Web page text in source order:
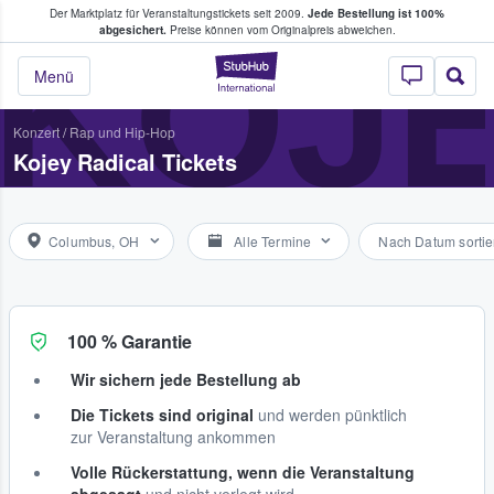
Der Marktplatz für Veranstaltungstickets seit 2009. Jede Bestellung ist 100%
abgesichert.Preise können vom Originalpreis abweichen.
StubHub - Wo
Menü
Tickets kaufen & verkaufen
Konzert/ Rap und Hip-Hop
Kojey Radical Tickets
Columbus, OH Alle Termine Nach Datum
100 % Garantie
Wir sichern jede Bestellung ab
Die Tickets sind original und werden pünktlich
zur Veranstaltung ankommen
Volle Rückerstattung, wenn die Veranstaltung